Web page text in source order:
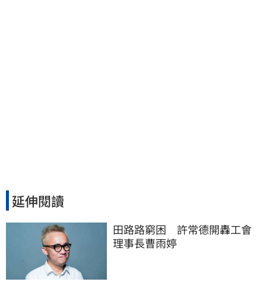
延伸閱讀
田路路窮困　許常德開轟工會
理事長曹雨婷